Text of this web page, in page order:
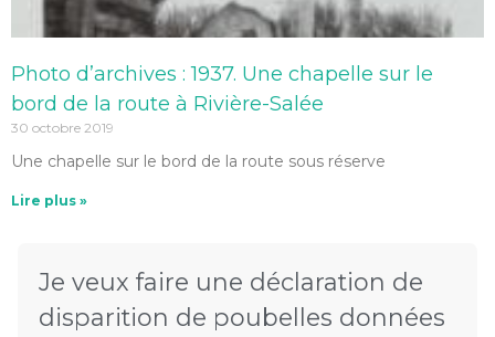
Photo d’archives : 1937. Une chapelle sur le
bord de la route à Rivière-Salée
30 octobre 2019
Une chapelle sur le bord de la route sous réserve
Lire plus »
Je veux faire une déclaration de
disparition de poubelles données